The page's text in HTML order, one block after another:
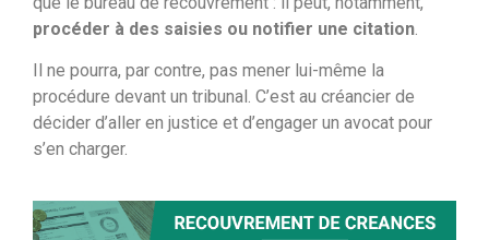
procéder à des saisies ou notifier une citation.
Il ne pourra, par contre, pas mener lui-même la
procédure devant un tribunal. C’est au créancier de
décider d’aller en justice et d’engager un avocat pour
s’en charger.